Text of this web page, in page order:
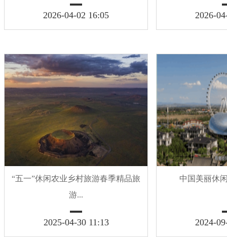
2026-04-02 16:05 2026-
“五一”休闲农业乡村旅游春季精品旅
游...
2025-04-30 11:13
中国美丽休
2024-